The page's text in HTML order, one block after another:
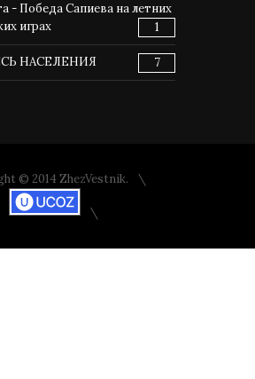
- Победа Сапиева на летних
играх
1
НАСЕЛЕНИЯ 7
© 2014 ZhezVestnik.